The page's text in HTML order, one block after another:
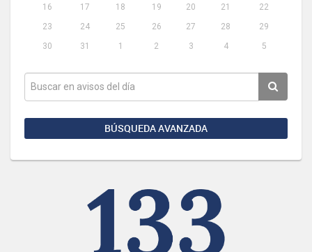
16
17 18 19 20 21
22
23
24 25 26 27 28
29
30
31 1 2 3 4 5
BÚSQUEDA AVANZADA